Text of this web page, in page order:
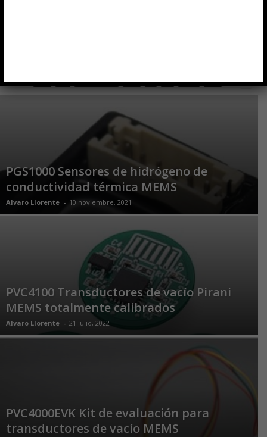
100G 10G 1BITSQUARED 200G 3D 3M 3PEAK 400G
PGS1000 Sensores de hidrógeno de
conductividad térmica MEMS
Alvaro Llorente - 10 noviembre, 2021
PVC4100 Transductores de vacío Pirani
MEMS totalmente calibrados
Alvaro Llorente - 21 julio, 2022
PVC4000EVK Kit de evaluación para
transductores de vacío MEMS